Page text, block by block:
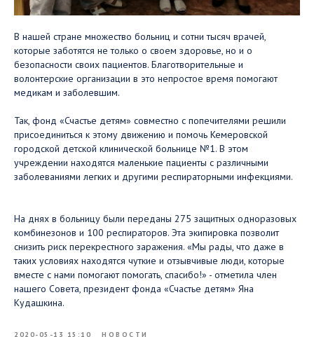
В нашей стране множество больниц и сотни тысяч врачей,
которые заботятся не только о своем здоровье, но и о
безопасности своих пациентов. Благотворительные и
волонтерские организации в это непростое время помогают
медикам и заболевшим.
Так, фонд «Счастье детям» совместно с попечителями решили
присоединиться к этому движению и помочь Кемеровской
городской детской клинической больнице №1. В этом
учреждении находятся маленькие пациенты с различными
заболеваниями легких и другими респираторными инфекциями.
На днях в больницу были переданы 275 защитных одноразовых
комбинезонов и 100 респираторов. Эта экипировка позволит
снизить риск перекрестного заражения. «Мы рады, что даже в
таких условиях находятся чуткие и отзывчивые люди, которые
вместе с нами помогают помогать, спасибо!» - отметила член
нашего Совета, президент фонда «Счастье детям» Яна
Кудашкина.
2020-05-13 15:10 НОВОСТИ